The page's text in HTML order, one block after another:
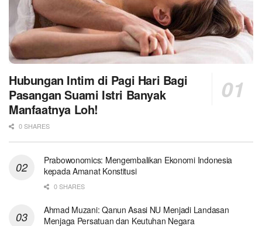
Hubungan Intim di Pagi Hari Bagi
Pasangan Suami Istri Banyak
Manfaatnya Loh!
0 SHARES
Prabowonomics: Mengembalikan Ekonomi Indonesia
kepada Amanat Konstitusi
0 SHARES
Ahmad Muzani: Qanun Asasi NU Menjadi Landasan
Menjaga Persatuan dan Keutuhan Negara